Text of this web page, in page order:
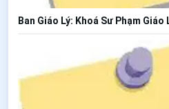
Ban Giáo Lý: Khoá Sư Phạm Giáo